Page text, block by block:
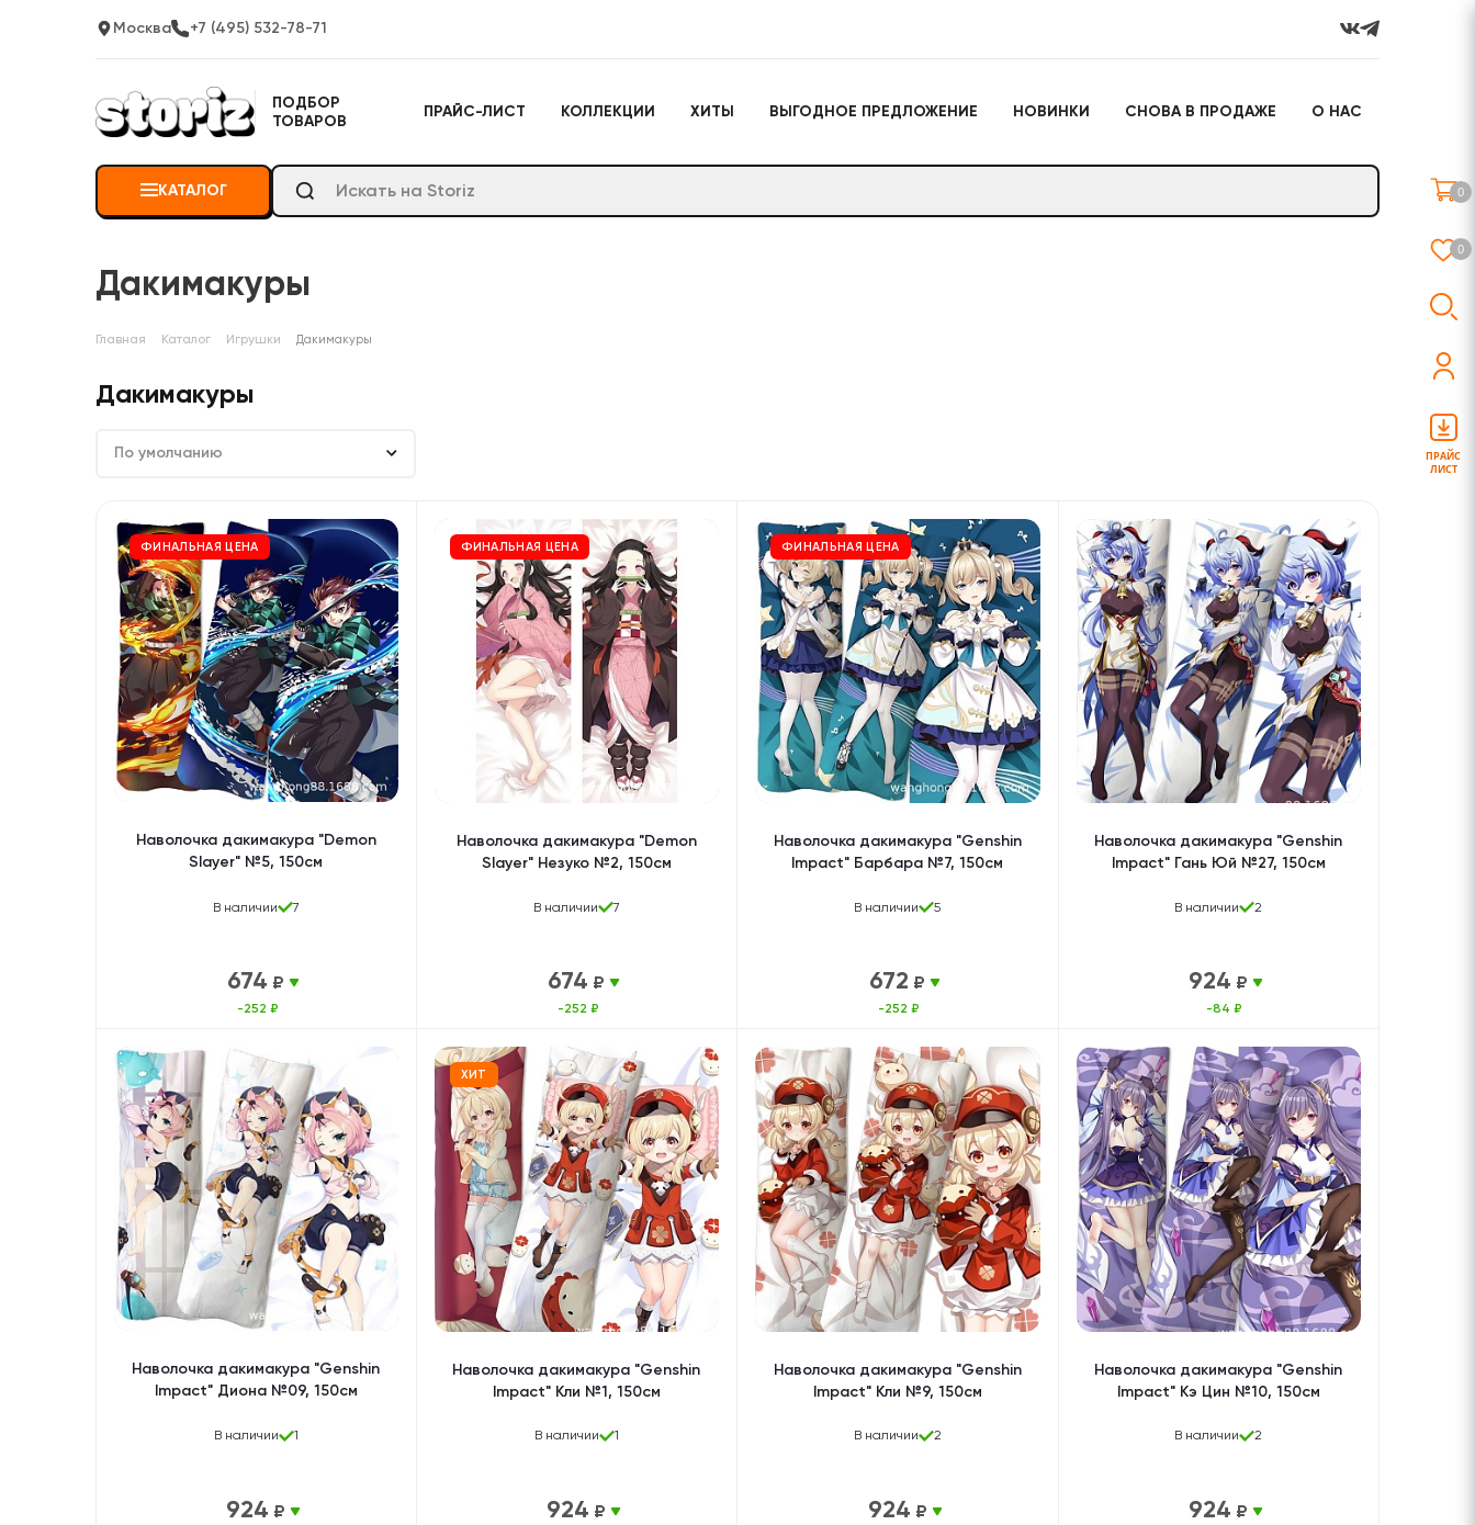
Москва +7 (495) 532-78-71
ПОДБОР
ТОВАРОВ
ПРАЙС-ЛИСТ КОЛЛЕКЦИИ ХИТЫ ВЫГОДНОЕ ПРЕДЛОЖЕНИЕ НОВИНКИ СНОВА В ПРОДАЖЕ О НАС
КАТАЛОГ
Декоративные подушки
Мягкие игрушки
Игрушки
Actiontoys
Антистрессы
Игрушки для активного
Мягкие брелоки
Настольные игры
Подарочные наборы
Слайм
Дакимакуры
Главная Каталог Игрушки Дакимакуры
Дакимакуры
По умолчанию
ФИНАЛЬНАЯ ЦЕНА
В наличии 7
Наволочка дакимакура "Demon
Slayer" №5, 150см
674 ₽
-252 ₽
ФИНАЛЬНАЯ ЦЕНА
В наличии 7
Наволочка дакимакура "Demon
Slayer" Незуко №2, 150см
674 ₽
-252 ₽
ФИНАЛЬНАЯ ЦЕНА
В наличии 5
Наволочка дакимакура "Genshin
Impact" Барбара №7, 150см
672 ₽
-252 ₽
В наличии 2
Наволочка дакимакура "Genshin
Impact" Гань Юй №27, 150см
924 ₽
-84 ₽
В наличии 1
Наволочка дакимакура "Genshin
Impact" Диона №09, 150см
924 ₽
ХИТ
В наличии 1
Наволочка дакимакура "Genshin
Impact" Кли №1, 150см
924 ₽
В наличии 2
Наволочка дакимакура "Genshin
Impact" Кли №9, 150см
924 ₽
В наличии 2
Наволочка дакимакура "Genshin
Impact" Кэ Цин №10, 150см
924 ₽
0
0
ПРАЙС
ЛИСТ